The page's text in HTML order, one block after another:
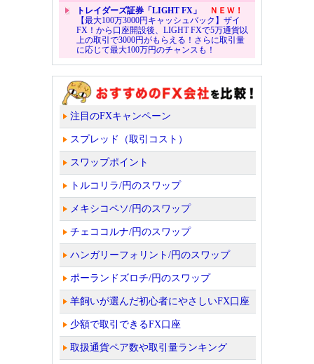
トレイダーズ証券「LIGHT FX」
ＮＥＷ！
【最大100万3000円キャッシュバック】ザイ
FX！から口座開設後、LIGHT FXで5万通貨以
上の取引で3000円がもらえる！さらに取引量
に応じて最大100万円のチャンスも！
注目のFXキャンペーン
スプレッド（取引コスト）
スワップポイント
トルコリラ/円のスワップ
メキシコペソ/円のスワップ
チェココルナ/円のスワップ
ハンガリーフォリント/円のスワップ
ポーランドズロチ/円のスワップ
羊飼いが選んだ初心者にやさしいFX口座
少額で取引できるFX口座
取扱通貨ペア数や取引量ランキング